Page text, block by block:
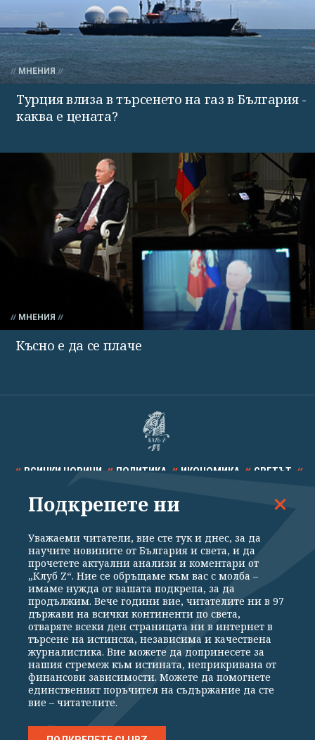
МНЕНИЯ
Турция влиза в търсенето на газ в България -
каква е цената?
МНЕНИЯ
Късно е да се плаче
ВСИЧКИ НОВИНИ ПОЛИТИКА ИКОНОМИКА СВЕТЪТ
СПОРТ КУЛТУРА ТЕХНОЛОГИИ КАЛЕЙДОСКОП
Общи условия
Политика за поверителност
Реклама
Партньори Контакти
За Клуб Z
Екип
Подкрепете ни
Издател на www.clubz.bg е „Клуб Зебра Медия“ ЕООД, София, ул. "Алеко
Константинов" 3. Всички права запазени 2026 „Клуб Зебра Медия“
Препечатването на материали, снимки и видео от www.clubz.bg без
разрешение ще бъде преследвано по съдебен път, съгласно
Подкрепете ни
Уважаеми читатели, вие сте тук и днес, за да
научите новините от България и света, и да
прочетете актуални анализи и коментари от
„Клуб Z“. Ние се обръщаме към вас с молба –
имаме нужда от вашата подкрепа, за да
продължим. Вече години вие, читателите ни в 97
държави на всички континенти по света,
отваряте всеки ден страницата ни в интернет в
търсене на истинска, независима и качествена
журналистика. Вие можете да допринесете за
нашия стремеж към истината, неприкривана от
финансови зависимости. Можете да помогнете
единственият поръчител на съдържание да сте
вие – читателите.